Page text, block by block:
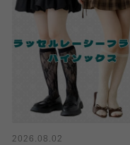
2026.08.02